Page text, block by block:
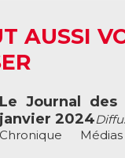
AUSSI
Le Journal
janvier 2024
Chronique